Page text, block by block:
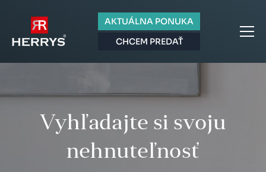
AKTUÁLNA PONUKA
CHCEM PREDAŤ
Vyhľadajte si svoju
nehnuteľnosť